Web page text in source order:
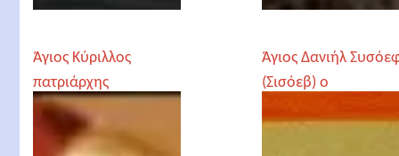
Άγιος Κύριλλος
πατριάρχης
Αλεξανδρείας
Άγιος Δανιήλ
(Σισόεβ) ο